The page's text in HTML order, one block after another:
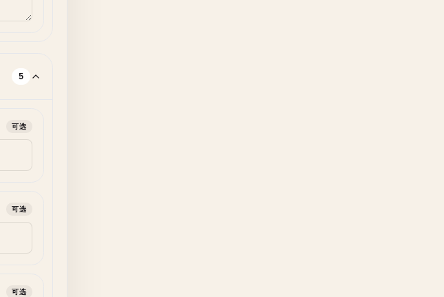
5
可选
可选
可选